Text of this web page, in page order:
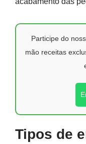
Participe do
mão receitas
Tipos de